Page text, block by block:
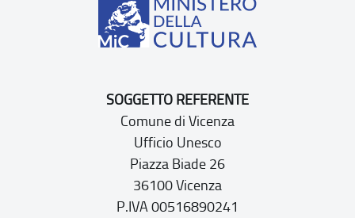
SOGGETTO REFERENTE
Comune di Vicenza
Ufficio Unesco
Piazza Biade 26
36100 Vicenza
P.IVA 00516890241